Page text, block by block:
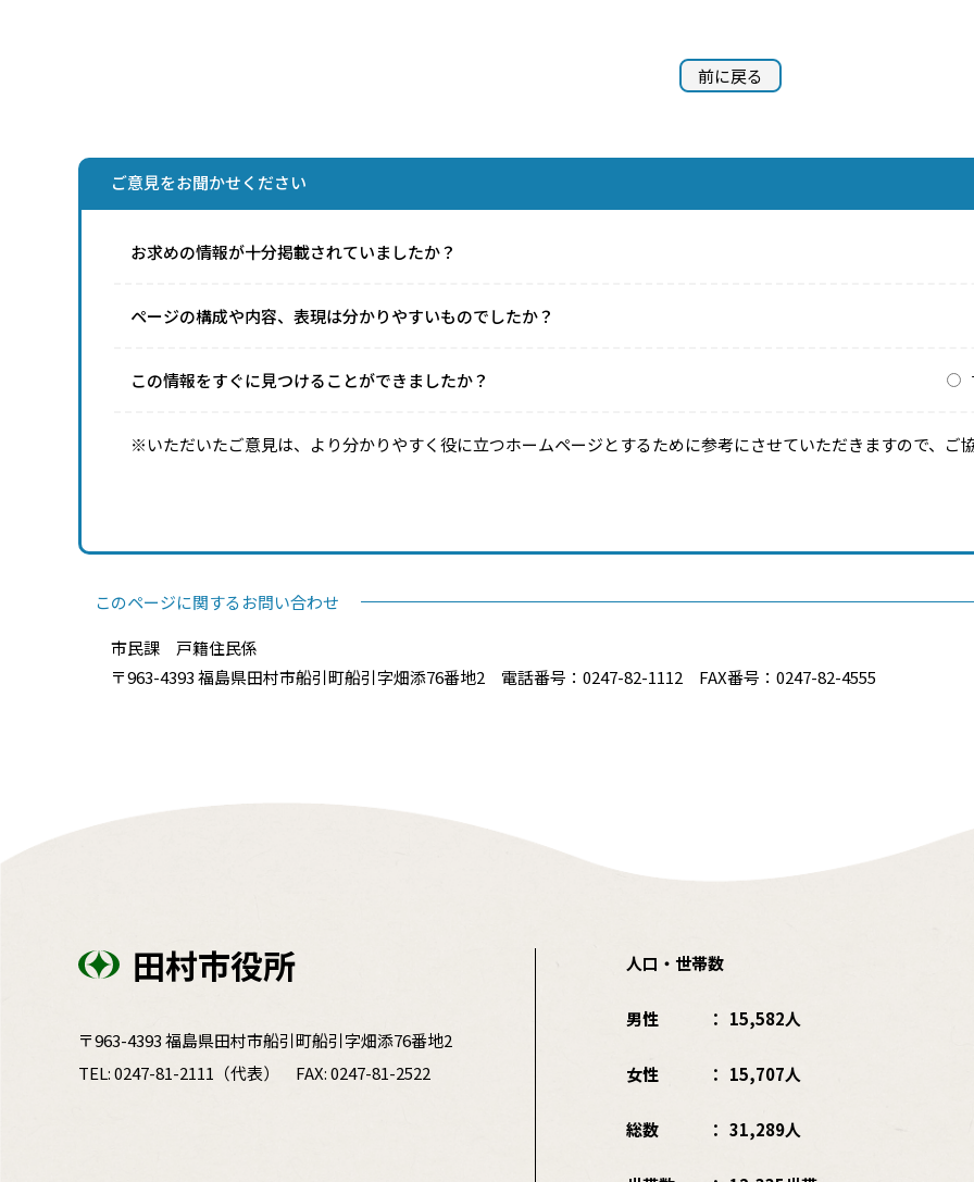
前に戻る
ご意見をお聞かせください
お求めの情報が十分掲載されていましたか？
ページの構成や内容、表現は分かりやすいものでしたか？
この情報をすぐに見つけることができましたか？
※いただいたご意見は、より分かりやすく役に立つホームページとするために参考にさせていただきますので、ご
このページに関するお問い合わせ
市民課 戸籍住民係
〒963-4393 福島県田村市船引町船引字畑添76番地2 電話番号：0247-82-1112 FAX番号：0247-82-4555
田村市役所
〒963-4393 福島県田村市船引町船引字畑添76番地2
TEL:0247-81-2111 （代表） FAX: 0247-81-2522
人口・世帯数
男性 15,582人
女性 15,707人
総数 31,289人